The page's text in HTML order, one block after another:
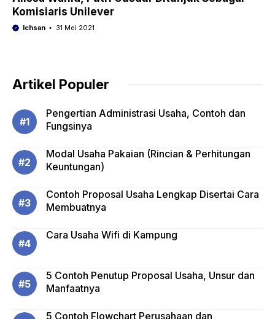
Komisiaris Unilever
Ichsan 31 Mei 2021
Artikel Populer
Pengertian Administrasi Usaha, Contoh dan
Fungsinya
Modal Usaha Pakaian (Rincian & Perhitungan
Keuntungan)
Contoh Proposal Usaha Lengkap Disertai Cara
Membuatnya
Cara Usaha Wifi di Kampung
5 Contoh Penutup Proposal Usaha, Unsur dan
Manfaatnya
5 Contoh Flowchart Perusahaan dan